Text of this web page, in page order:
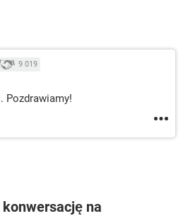
9 019
Pozdrawiamy!
na